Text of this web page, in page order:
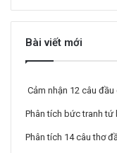
Bài viết mới
Cảm nhận 12 câu
Phân tích bức tranh tứ
Phân tích 14 câu thơ